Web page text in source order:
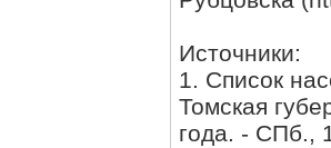
Источники:
1. Список
Томская
года. - СПб.,